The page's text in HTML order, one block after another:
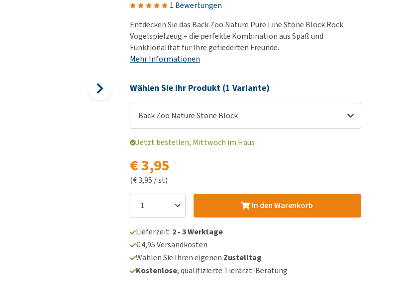
Alles ansehen
Harn-, Nieren- und
Haut-/Fellprobleme und
Juckreiz
Nierenproblemen
1 Bewertungen
Entdecken Sie das Back Zoo Nature Pure Line Stone Block Rock
Vogelspielzeug – die perfekte Kombination aus Spaß und
Funktionalität für Ihre gefiederten Freunde.
Mehr Informationen
Wählen Sie Ihr Produkt (1 Variante)
Back Zoo Nature Stone Block
Jetzt bestellen, Mittwoch im Haus
€ 3,95
(€ 3,95 / st)
In den Warenkorb
Lieferzeit: 2 - 3 Werktage
€ 4,95 Versandkosten
Wählen Sie Ihren eigenen Zustelltag
Kostenlose, qualifizierte Tierarzt-Beratung